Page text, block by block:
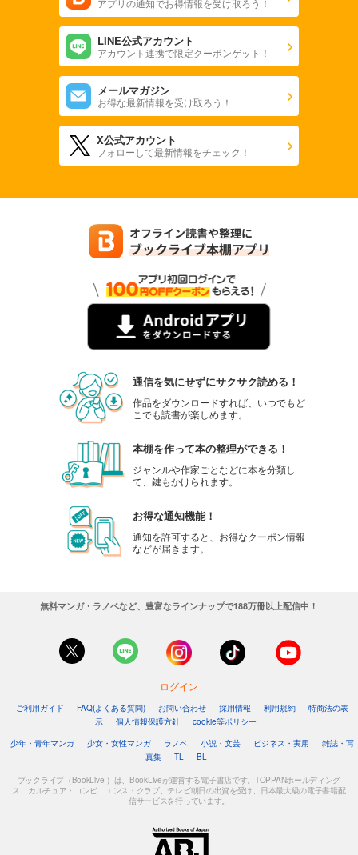
アプリの通知でお得情報を受け取ろう！
LINE公式アカウント
アカウント連携で限定クーポンゲット！
メールマガジン
お得な最新情報を受け取ろう！
X公式アカウント
フォローして最新情報をチェック！
通信を気にせずにサクサク読める！
作品をダウンロードすれば、いつでもど
こでも読書が楽しめます。
本棚を作って本の整理ができる！
ジャンルや作家ごとなどに本を分類し
て、鍵もかけられます。
お得な通知機能！
通知を許可すると、お得なクーポン情報
などが届きます。
無料マンガ・ラノベなど、豊富なラインナップで188万冊以上配信中！
ログイン
ご利用ガイド FAQ(よくある質問) お問い合わせ 採用情報 利用規約
特商法の表
示
個人情報保護方針
cookie等ポリシー
少年・青年マンガ
少女・女性マンガ ラノベ 小説・文芸 ビジネス・実用
雑誌・写
真集
TL BL
ブックライブ（BookLive!）は、BookLiveが運営する電子書店です。TOPPANホールディング
ス、カルチュア・コンビニエンス・クラブ、テレビ朝日の出資を受け、日本最大級の電子書籍配
信サービスを行っています。